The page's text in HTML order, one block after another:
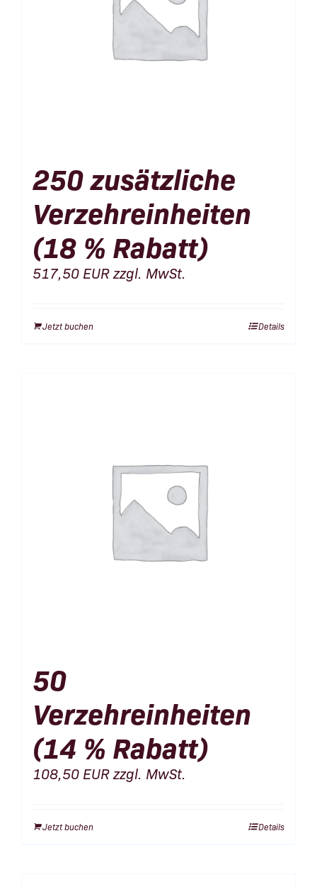
250 zusätzliche
Verzehreinheiten
(18 % Rabatt)
517,50 EURzzgl. MwSt.
Jetzt buchen Details
50
Verzehreinheiten
(14 % Rabatt)
108,50 EURzzgl. MwSt.
Jetzt buchen Details